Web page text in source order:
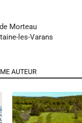
Morteau
les-Varans
AUTEUR